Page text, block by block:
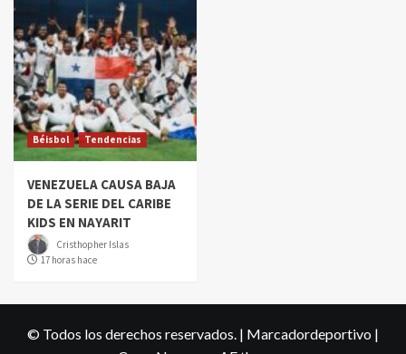
Béisbol Tendencias
VENEZUELA CAUSA BAJA
DE LA SERIE DEL CARIBE
KIDS EN NAYARIT
Cristhopher Islas
17 horas hace
© Todos los derechos reservados. | Marcadordeportivo |